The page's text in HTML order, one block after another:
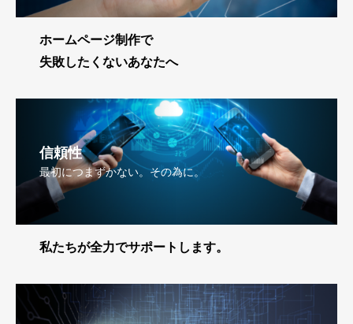
ホームページ制作で
失敗したくないあなたへ
信頼性
最初につまずかない。その為に。
私たちが全力でサポートします。